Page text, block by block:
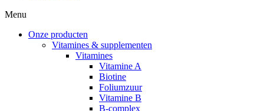
Menu
Onze producten
Vitamines & supplementen
Vitamines
Vitamine A
Biotine
Foliumzuur
Vitamine B
B-complex